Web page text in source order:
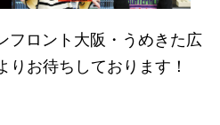
フロント大阪・うめきた広
お待ちしております！